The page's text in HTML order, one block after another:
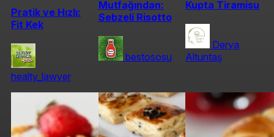
Pratik ve Hızlı:
Fit Kek
healty_lawyer
Mutfağından:
Sebzeli Risotto
bestososu
Kupta Tiramisu
Derya
Altuntaş